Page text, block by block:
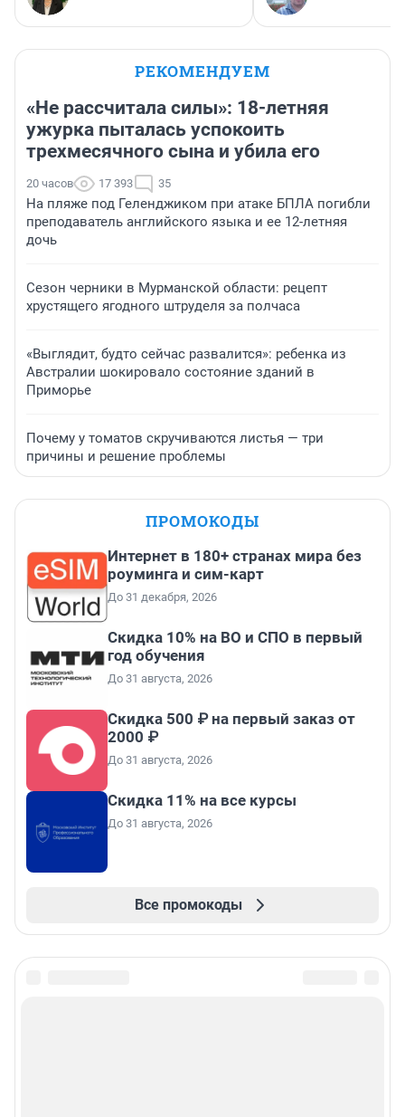
РЕКОМЕНДУЕМ
«Не рассчитала силы»: 18-летняя
ужурка пыталась успокоить
трехмесячного сына и убила его
20 часов 17 393 35
На пляже под Геленджиком при атаке БПЛА погибли
преподаватель английского языка и ее 12-летняя
дочь
Сезон черники в Мурманской области: рецепт
хрустящего ягодного штруделя за полчаса
«Выглядит, будто сейчас развалится»: ребенка из
Австралии шокировало состояние зданий в
Приморье
Почему у томатов скручиваются листья — три
причины и решение проблемы
ПРОМОКОДЫ
Интернет в 180+ странах мира без
роуминга и сим-карт
До 31 декабря, 2026
Скидка 10% на ВО и СПО в первый
год обучения
До 31 августа, 2026
Скидка 500 ₽ на первый заказ от
2000 ₽
До 31 августа, 2026
Скидка 11% на все курсы
До 31 августа, 2026
Все промокоды